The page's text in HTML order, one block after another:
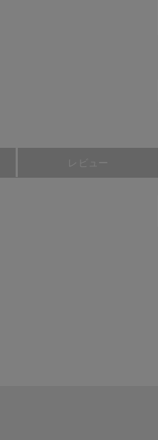
レビュー